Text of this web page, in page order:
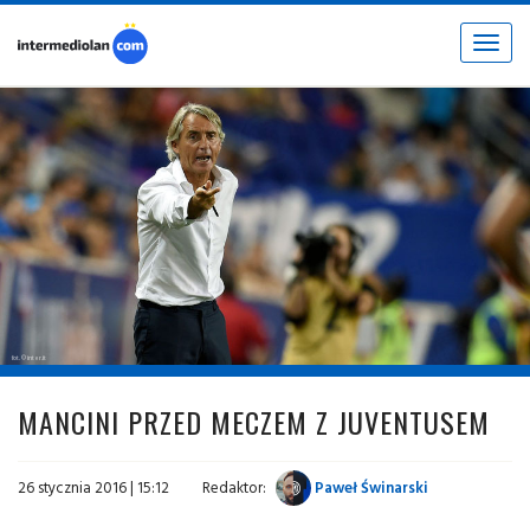
Toggle
fot. © inter.it
MANCINI PRZED MECZEM Z JUVENTUSEM
26 stycznia 2016 | 15:12 Redaktor:
Paweł Świnarski